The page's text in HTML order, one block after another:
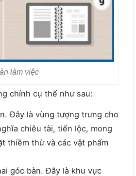
làm việc
chính cụ thể như sau:
Đây là vùng tượng trưng cho
chiêu tài, tiến lộc, mong
thiềm thừ và các vật phẩm
góc bàn. Đây là khu vực